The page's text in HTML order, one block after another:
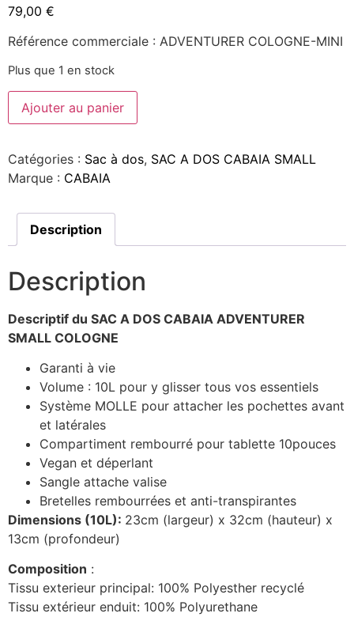
79,00 €
Référence commerciale : ADVENTURER COLOGNE-MINI
Plus que 1 en stock
Ajouter au panier
Catégories : Sac à dos, SAC A DOS CABAIA SMALL
Marque : CABAIA
Description
Description
Descriptif du SAC A DOS CABAIA ADVENTURER
SMALL COLOGNE
Garanti à vie
Volume : 10L pour y glisser tous vos essentiels
Système MOLLE pour attacher les pochettes avant
et latérales
Compartiment rembourré pour tablette 10pouces
Vegan et déperlant
Sangle attache valise
Bretelles rembourrées et anti-transpirantes
Dimensions (10L): 23cm (largeur) x 32cm (hauteur) x
13cm (profondeur)
Composition :
Tissu exterieur principal: 100% Polyesther recyclé
Tissu extérieur enduit: 100% Polyurethane